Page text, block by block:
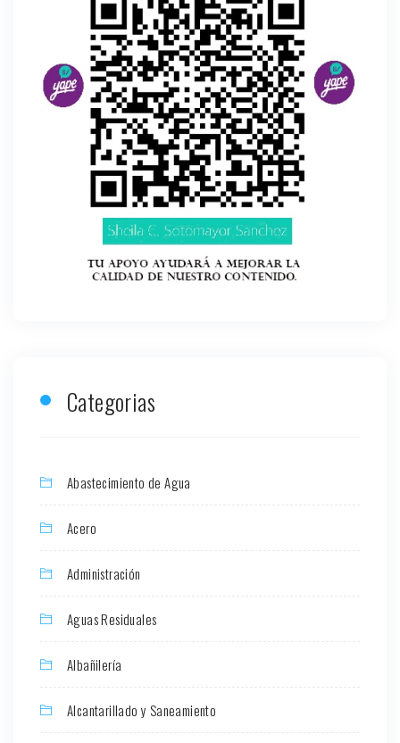
Categorias
Abastecimiento de Agua
Acero
Administración
Aguas Residuales
Albañilería
Alcantarillado y Saneamiento